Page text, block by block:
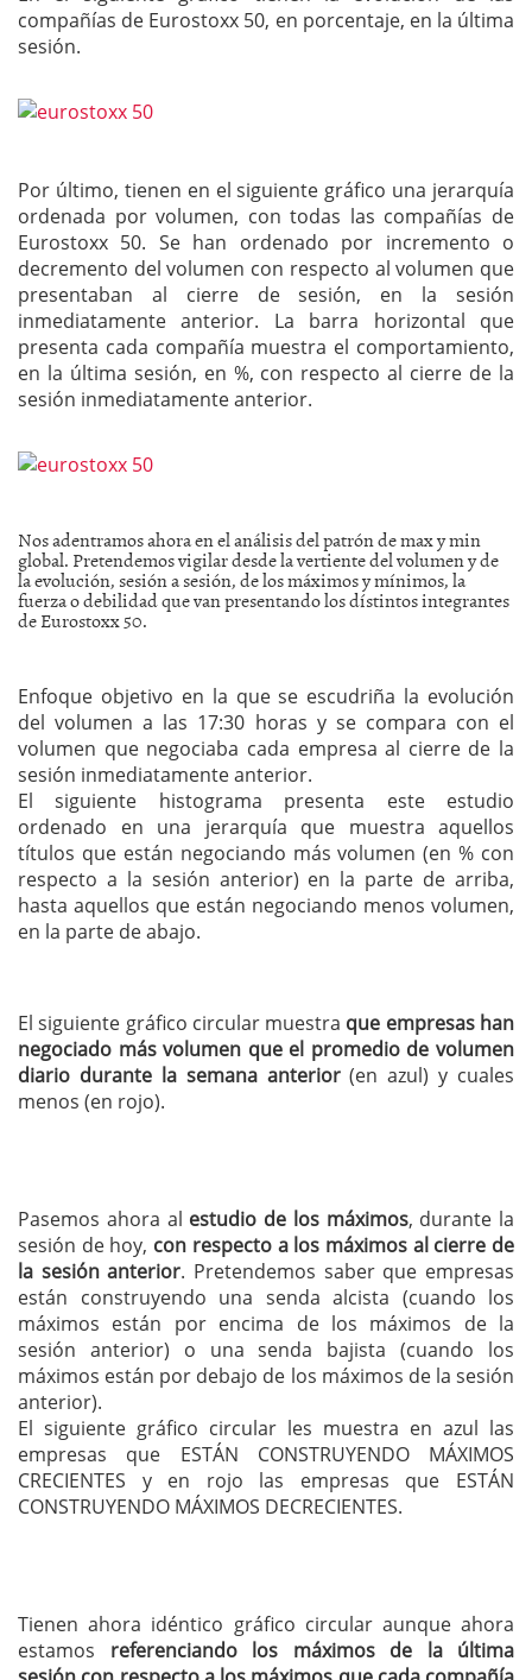
compañías de Eurostoxx 50, en porcentaje, en la última
sesión.
Por último, tienen en el siguiente gráfico una jerarquía
ordenada por volumen, con todas las compañías de
Eurostoxx 50. Se han ordenado por incremento o
decremento del volumen con respecto al volumen que
presentaban al cierre de sesión, en la sesión
inmediatamente anterior. La barra horizontal que
presenta cada compañía muestra el comportamiento,
en la última sesión, en %, con respecto al cierre de la
sesión inmediatamente anterior.
Nos adentramos ahora en el análisis del patrón de max y min
global. Pretendemos vigilar desde la vertiente del volumen y de
la evolución, sesión a sesión, de los máximos y mínimos, la
fuerza o debilidad que van presentando los dístintos integrantes
de Eurostoxx 50.
Enfoque objetivo en la que se escudriña la evolución
del volumen a las 17:30 horas y se compara con el
volumen que negociaba cada empresa al cierre de la
sesión inmediatamente anterior.
El siguiente histograma presenta este estudio
ordenado en una jerarquía que muestra aquellos
títulos que están negociando más volumen (en % con
respecto a la sesión anterior) en la parte de arriba,
hasta aquellos que están negociando menos volumen,
en la parte de abajo.
El siguiente gráfico circular muestra que empresas han
negociado más volumen que el promedio de volumen
diario durante la semana anterior(en azul) y cuales
menos (en rojo).
Pasemos ahora al estudio de los máximos, durante la
sesión de hoy, con respecto a los máximos al cierre de
la sesión anterior. Pretendemos saber que empresas
están construyendo una senda alcista (cuando los
máximos están por encima de los máximos de la
sesión anterior) o una senda bajista (cuando los
máximos están por debajo de los máximos de la sesión
anterior).
El siguiente gráfico circular les muestra en azul las
empresas que ESTÁN CONSTRUYENDO MÁXIMOS
CRECIENTES y en rojo las empresas que ESTÁN
CONSTRUYENDO MÁXIMOS DECRECIENTES.
Tienen ahora idéntico gráfico circular aunque ahora
estamos referenciando los máximos de la última